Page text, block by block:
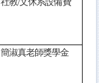
簡淑真老師獎學金